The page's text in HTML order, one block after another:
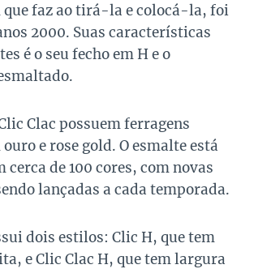
que faz ao tirá-la e colocá-la, foi
2000. Suas características
é o seu fecho em H e o
Clac possuem ferragens
e rose gold. O esmalte está
cerca de 100 cores, com novas
lançadas a cada temporada.
dois estilos: Clic H, que tem
e Clic Clac H, que tem largura